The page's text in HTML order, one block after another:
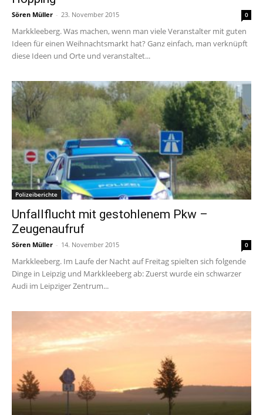
Sören Müller - 23. November 2015 0
Markkleeberg. Was machen, wenn man viele Veranstalter mit guten
Ideen für einen Weihnachtsmarkt hat? Ganz einfach, man verknüpft
diese Ideen und Orte und veranstaltet...
Polizeiberichte
Unfallflucht mit gestohlenem Pkw –
Zeugenaufruf
Sören Müller - 14. November 2015 0
Markkleeberg. Im Laufe der Nacht auf Freitag spielten sich folgende
Dinge in Leipzig und Markkleeberg ab: Zuerst wurde ein schwarzer
Audi im Leipziger Zentrum...